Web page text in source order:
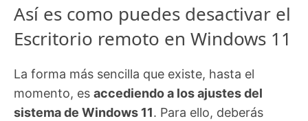
Así es como puedes desactivar el
Escritorio remoto en Windows 11
La forma más sencilla que existe, hasta el
momento, es accediendo a los ajustes del
sistema de Windows 11. Para ello, deberás